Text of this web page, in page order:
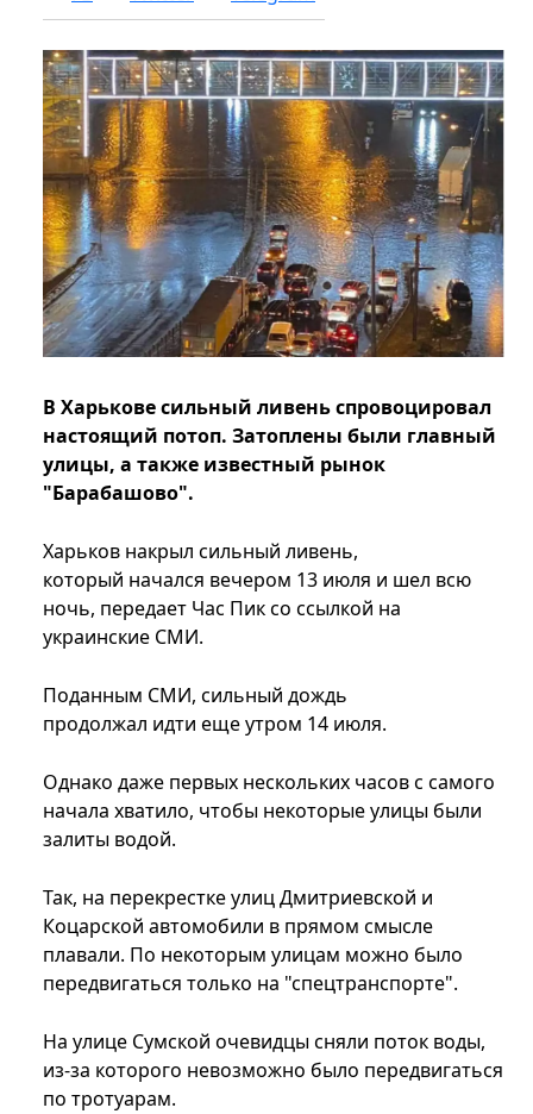
В Харькове сильный ливень спровоцировал
настоящий потоп. Затоплены были главный
улицы, а также известный рынок
"Барабашово".
Харьков накрыл сильный ливень,
который начался вечером 13 июля и шел всю
ночь, передает Час Пик со ссылкой на
украинские СМИ.
Поданным СМИ, сильный дождь
продолжал идти еще утром 14 июля.
Однако даже первых нескольких часов с самого
начала хватило, чтобы некоторые улицы были
залиты водой.
Так, на перекрестке улиц Дмитриевской и
Коцарской автомобили в прямом смысле
плавали. По некоторым улицам можно было
передвигаться только на "спецтранспорте".
На улице Сумской очевидцы сняли поток воды,
из-за которого невозможно было передвигаться
по тротуарам.